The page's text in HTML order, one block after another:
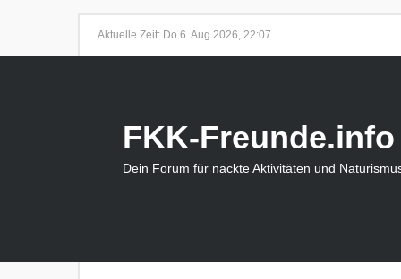
Aktuelle Zeit: Do 6. Aug 2026, 22:07
FKK-Freunde.info
Dein Forum für nackte Aktivitäten und